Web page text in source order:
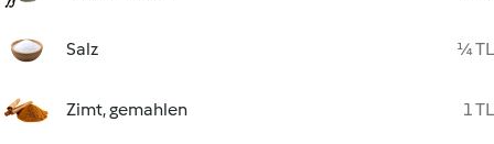
Salz ¼ TL
Zimt, gemahlen 1 TL